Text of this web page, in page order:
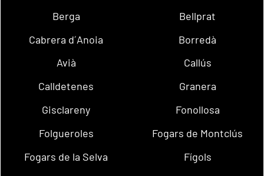
Berga
Bellprat
Cabrera d´Anoia
Borredà
Avià
Callús
Calldetenes
Granera
Gisclareny
Fonollosa
Folgueroles
Fogars de Montclús
Fogars de la Selva
Fígols